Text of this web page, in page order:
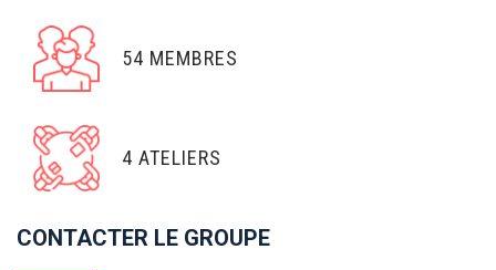
54 MEMBRES
4 ATELIERS
CONTACTER LE GROUPE